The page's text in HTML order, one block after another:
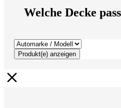
Welche Decke
Produkt(e) anzeigen